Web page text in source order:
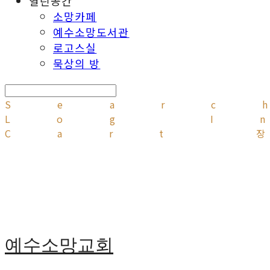
소망카페
예수소망도서관
로고스실
묵상의 방
Log
Cart
예수소망교회